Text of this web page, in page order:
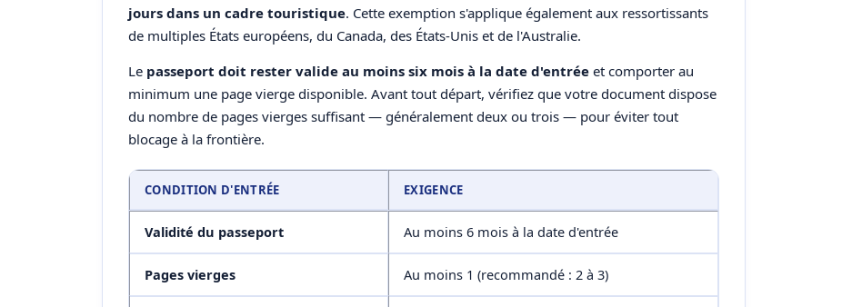
jours dans un cadre touristique. Cette exemption s'applique également aux ressortissants
de multiples États européens, du Canada, des États-Unis et de l'Australie.
Le passeport doit rester valide au moins six mois à la date d'entrée et comporter au
minimum une page vierge disponible. Avant tout départ, vérifiez que votre document dispose
du nombre de pages vierges suffisant — généralement deux ou trois — pour éviter tout
blocage à la frontière.
CONDITION D'ENTRÉE EXIGENCE
Validité du passeport Au moins 6 mois à la date d'entrée
Pages vierges Au moins 1 (recommandé : 2 à 3)